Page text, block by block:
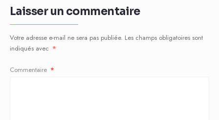
Laisser un commentaire
Votre adresse e-mail ne sera pas publiée. Les champs obligatoires sont
indiqués avec *
Commentaire *